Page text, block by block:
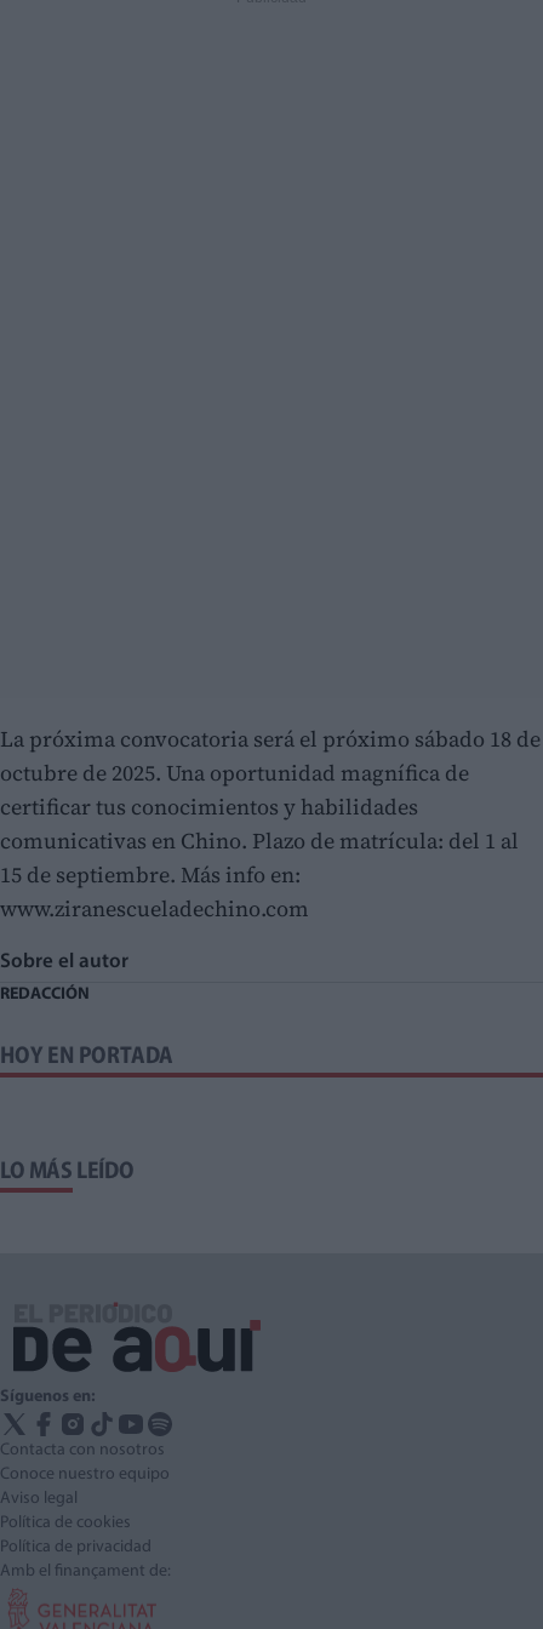
La próxima convocatoria será el próximo sábado 18 de
octubre de 2025. Una oportunidad magnífica de
certificar tus conocimientos y habilidades
comunicativas en Chino. Plazo de matrícula: del 1 al
15 de septiembre. Más info en:
www.ziranescueladechino.com
Sobre el autor
REDACCIÓN
HOY EN PORTADA
LO MÁS LEÍDO
Síguenos en:
Contacta con nosotros
Conoce nuestro equipo
Aviso legal
Política de cookies
Política de privacidad
Amb el finançament de: